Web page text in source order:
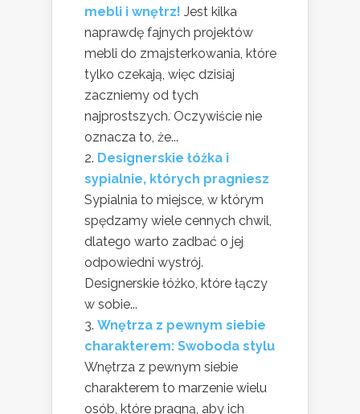
mebli i wnętrz! Jest kilka
naprawdę fajnych projektów
mebli do zmajsterkowania, które
tylko czekają, więc dzisiaj
zaczniemy od tych
najprostszych. Oczywiście nie
oznacza to, że...
Designerskie łóżka i
sypialnie, których pragniesz
Sypialnia to miejsce, w którym
spędzamy wiele cennych chwil,
dlatego warto zadbać o jej
odpowiedni wystrój.
Designerskie łóżko, które łączy
w sobie...
Wnętrza z pewnym siebie
charakterem: Swoboda stylu
Wnętrza z pewnym siebie
charakterem to marzenie wielu
osób, które pragną, aby ich